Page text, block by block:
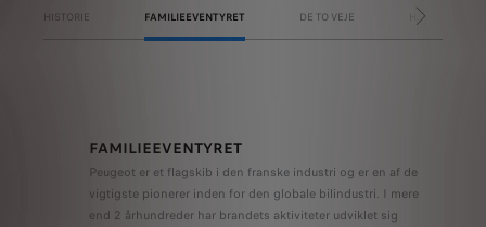
HISTORIE FAMILIEEVENTYRET DE TO VEJE
NÆSTE
FAMILIEEVENTYRET
Peugeot er et flagskib i den franske industri og er en af ​​de
vigtigste pionerer inden for den globale bilindustri. I mere
end 2 århundreder har brandets aktiviteter udviklet sig